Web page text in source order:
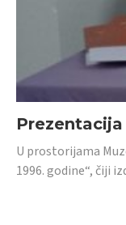
U prostorijama
1996. godine“, čiji